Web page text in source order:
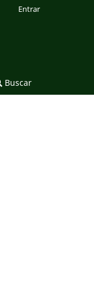
Buscar
Entrar